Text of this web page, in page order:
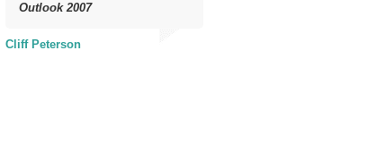
Outlook 2007
Cliff Peterson